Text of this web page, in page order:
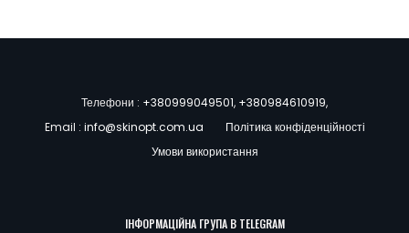
Телефони : +380999049501, +380984610919,
Email : info@skinopt.com.ua
Політика конфіденційності
Умови використання
ІНФОРМАЦІЙНА ГРУПА В TELEGRAM